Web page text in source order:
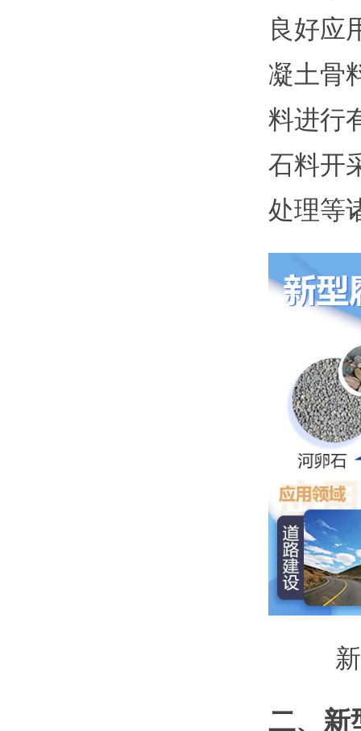
良好应
凝土骨
料进行
石料开
处理等
二、新